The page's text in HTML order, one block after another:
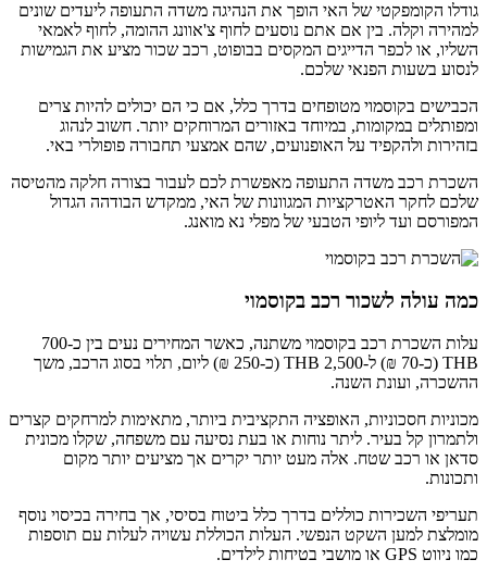
גודלו הקומפקטי של האי הופך את הנהיגה משדה התעופה ליעדים שונים
למהירה וקלה. בין אם אתם נוסעים לחוף צ'אוונג ההומה, לחוף לאמאי
השליו, או לכפר הדייגים המקסים בבופוט, רכב שכור מציע את הגמישות
לנסוע בשעות הפנאי שלכם.
הכבישים בקוסמוי מטופחים בדרך כלל, אם כי הם יכולים להיות צרים
ומפותלים במקומות, במיוחד באזורים המרוחקים יותר. חשוב לנהוג
בזהירות ולהקפיד על האופנועים, שהם אמצעי תחבורה פופולרי באי.
השכרת רכב משדה התעופה מאפשרת לכם לעבור בצורה חלקה מהטיסה
שלכם לחקר האטרקציות המגוונות של האי, ממקדש הבודהה הגדול
המפורסם ועד ליופי הטבעי של מפלי נא מואנג.
כמה עולה לשכור רכב בקוסמוי
עלות השכרת רכב בקוסמוי משתנה, כאשר המחירים נעים בין כ-700
THB (כ-70 ₪) ל-2,500 THB (כ-250 ₪) ליום, תלוי בסוג הרכב, משך
ההשכרה, ועונת השנה.
מכוניות חסכוניות, האופציה התקציבית ביותר, מתאימות למרחקים קצרים
ולתמרון קל בעיר. ליתר נוחות או בעת נסיעה עם משפחה, שקלו מכונית
סדאן או רכב שטח. אלה מעט יותר יקרים אך מציעים יותר מקום
ותכונות.
תעריפי השכירות כוללים בדרך כלל ביטוח בסיסי, אך בחירה בכיסוי נוסף
מומלצת למען השקט הנפשי. העלות הכוללת עשויה לעלות עם תוספות
כמו ניווט GPS או מושבי בטיחות לילדים.